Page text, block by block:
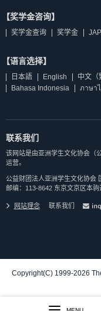
【奖学金咨询】
奖学金查询 奖学金
【语言选择】
日本語 English 中文（
Bahasa Indonesia
ภาษา
联系我们
该网站是由亚洲学生文化协会（
运营。
公益财团法人亚洲学生文化协会
邮编：113-8642 东京文京区本
网站理念 联系我们
Copyright(C) 1999-2026